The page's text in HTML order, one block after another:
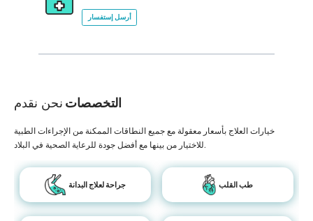
أرسل إستفسار
التخصصات نحن نقدم
خيارات العلاج بأسعار معقولة مع جميع النطاقات الممكنة من الإجراءات الطبية
للاختيار من بينها مع أفضل جودة للرعاية الصحية في البلاد.
جراحة لعلاج البدانة طب القلب